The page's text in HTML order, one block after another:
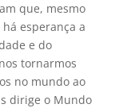
que, mesmo
esperança a
e do
tornarmos
no mundo ao
dirige o Mundo